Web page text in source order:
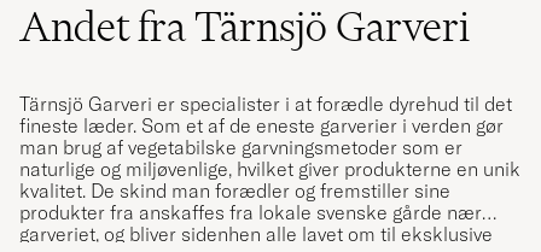
Andet fra Tärnsjö Garveri
Tärnsjö Garveri er specialister i at forædle dyrehud til det
fineste læder. Som et af de eneste garverier i verden gør
man brug af vegetabilske garvningsmetoder som er
naturlige og miljøvenlige, hvilket giver produkterne en unik
kvalitet. De skind man forædler og fremstiller sine
produkter fra anskaffes fra lokale svenske gårde nær
garveriet, og bliver sidenhen alle lavet om til eksklusive